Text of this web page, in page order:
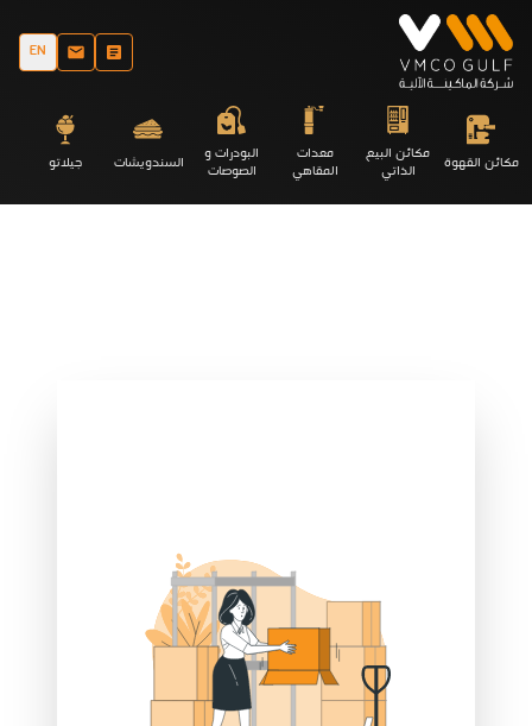
EN
مكائن القهوة مكائن البيع
الذاتي
معدات
المقاهي
البودرات و
الصوصات السندويشات جيلاتو